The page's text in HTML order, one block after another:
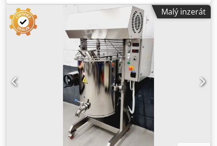
hmotnost:400 kg, celková hmotnost:400 kg, Cisternový
vůz Kemper SP 125 A Dedpfxow U I A Ie Alijck Použité
zařízení po rekonstrukci s garancí Kvalita od odborného
servisu! Využijte více než 35 let zkušeností! Navštivte nás!
Malý inzerát